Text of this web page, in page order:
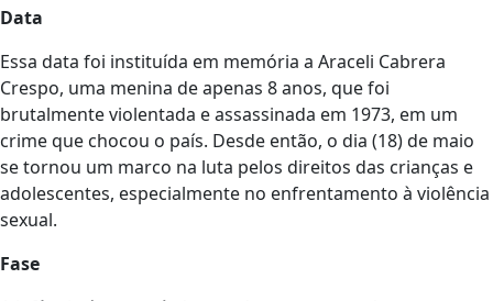
Data
Essa data foi instituída em memória a Araceli Cabrera
Crespo, uma menina de apenas 8 anos, que foi
brutalmente violentada e assassinada em 1973, em um
crime que chocou o país. Desde então, o dia (18) de maio
se tornou um marco na luta pelos direitos das crianças e
adolescentes, especialmente no enfrentamento à violência
sexual.
Fase